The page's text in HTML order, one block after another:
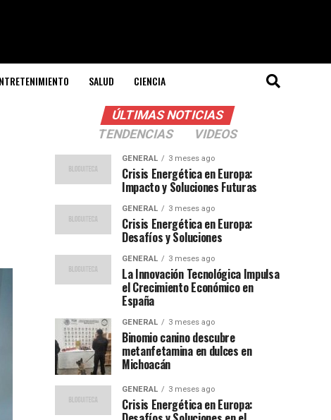
SALUD CIENCIA
ÚLTIMAS NOTICIAS
TENDENCIAS
VIDEOS
GENERAL 3 meses ago
Crisis Energética en Europa:
Impacto y Soluciones Futuras
GENERAL 3 meses ago
Crisis Energética en Europa:
Desafíos y Soluciones
GENERAL 3 meses ago
La Innovación Tecnológica Impulsa
el Crecimiento Económico en
España
GENERAL 3 meses ago
Binomio canino descubre
metanfetamina en dulces en
Michoacán
GENERAL 3 meses ago
Crisis Energética en Europa: